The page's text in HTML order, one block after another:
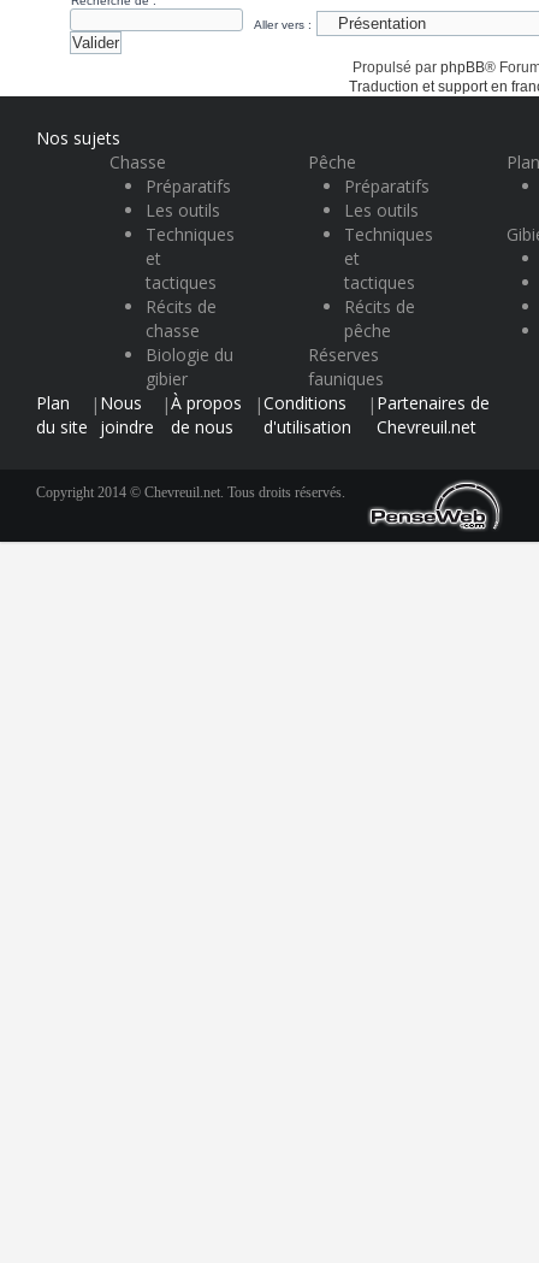
Aller vers :
Propulsé par phpBB®
Traduction et support en
Nos sujets
Chasse
Préparatifs
Les outils
Techniques
et
tactiques
Récits de
chasse
Biologie du
gibier
Pêche
Préparatifs
Les outils
Techniques
et
tactiques
Récits de
pêche
Réserves
fauniques
Plan
du site
| Nous
joindre
|À propos
de nous
|Conditions
d'utilisation
| Partenaires de
Chevreuil.net
Copyright 2014 © Chevreuil.net. Tous droits réservés.